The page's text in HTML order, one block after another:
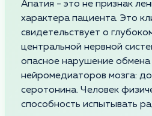
Апатия - это не признак
характера пациента. Это
свидетельствует о
центральной нервной
опасное нарушение
нейромедиаторов мозга:
серотонина. Человек
способность испытывать